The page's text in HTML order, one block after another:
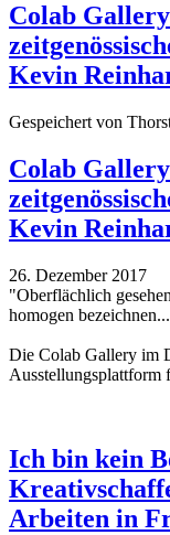
Colab
Kevin
Gespeichert von
Colab
Kevin
26. Dezember 2017
"Oberflächlich
homogen
Die Colab Gallery im
Ausstellungsplattform
Ich bin kein
Arbeiten in